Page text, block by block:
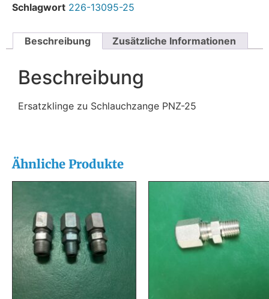
Schlagwort 226-13095-25
Beschreibung Zusätzliche Informationen
Beschreibung
Ersatzklinge zu Schlauchzange PNZ-25
Ähnliche Produkte